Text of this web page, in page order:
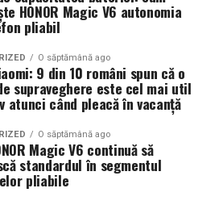
HONOR Magic V6 autonomia
pliabil
O săptămână ago
9 din 10 români spun că o
supraveghere este cel mai util
atunci când pleacă în vacanță
O săptămână ago
Magic V6 continuă să
standardul în segmentul
pliabile